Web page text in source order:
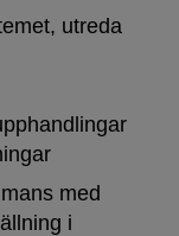
utreda
med
i